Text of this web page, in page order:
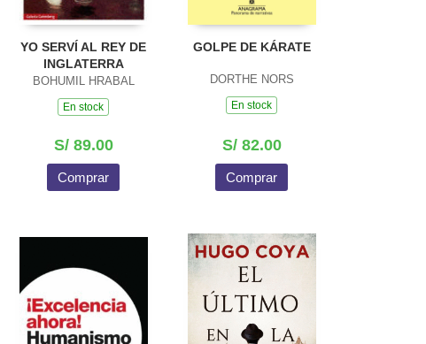
YO SERVÍ AL REY DE
INGLATERRA
BOHUMIL HRABAL
En stock
S/ 89.00
Comprar
GOLPE DE KÁRATE
DORTHE NORS
En stock
S/ 82.00
Comprar